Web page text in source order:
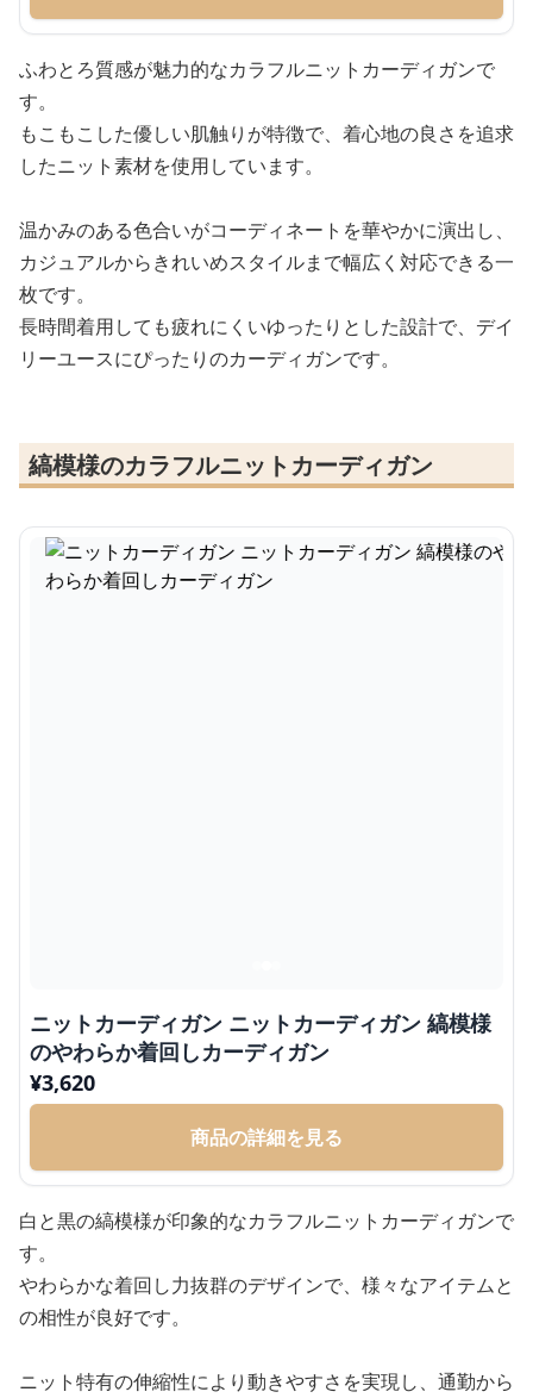
ふわとろ質感が魅力的なカラフルニットカーディガンで
す。
もこもこした優しい肌触りが特徴で、着心地の良さを追求
したニット素材を使用しています。
温かみのある色合いがコーディネートを華やかに演出し、
カジュアルからきれいめスタイルまで幅広く対応できる一
枚です。
長時間着用しても疲れにくいゆったりとした設計で、デイ
リーユースにぴったりのカーディガンです。
縞模様のカラフルニットカーディガン
ニットカーディガン ニットカーディガン 縞模様
のやわらか着回しカーディガン
¥3,620
商品の詳細を見る
白と黒の縞模様が印象的なカラフルニットカーディガンで
す。
やわらかな着回し力抜群のデザインで、様々なアイテムと
の相性が良好です。
ニット特有の伸縮性により動きやすさを実現し、通勤から